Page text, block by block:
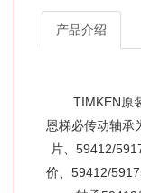
产品介绍
TIMKEN原装
恩梯必传动轴承
片、59412/
价、59412/